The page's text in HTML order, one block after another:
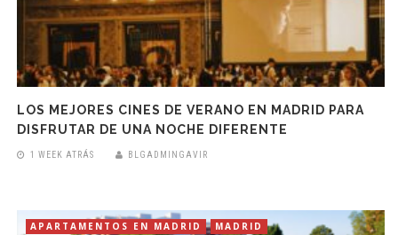
LOS MEJORES CINES DE VERANO EN MADRID PARA
DISFRUTAR DE UNA NOCHE DIFERENTE
1 WEEK ATRÁS BLGADMINGAVIR
APARTAMENTOS EN MADRID
MADRID